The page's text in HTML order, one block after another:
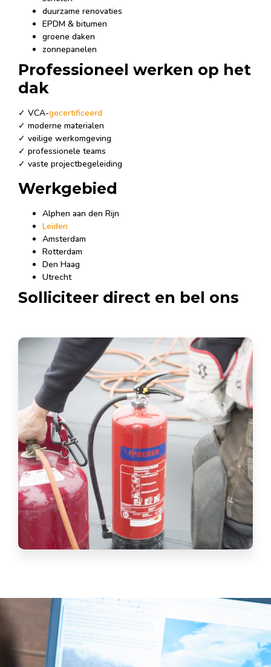
duurzame renovaties
EPDM & bitumen
groene daken
zonnepanelen
Professioneel werken op het
dak
✓ VCA-gecertificeerd
✓ moderne materialen
✓ veilige werkomgeving
✓ professionele teams
✓ vaste projectbegeleiding
Werkgebied
Alphen aan den Rijn
Leiden
Amsterdam
Rotterdam
Den Haag
Utrecht
Solliciteer direct en bel ons